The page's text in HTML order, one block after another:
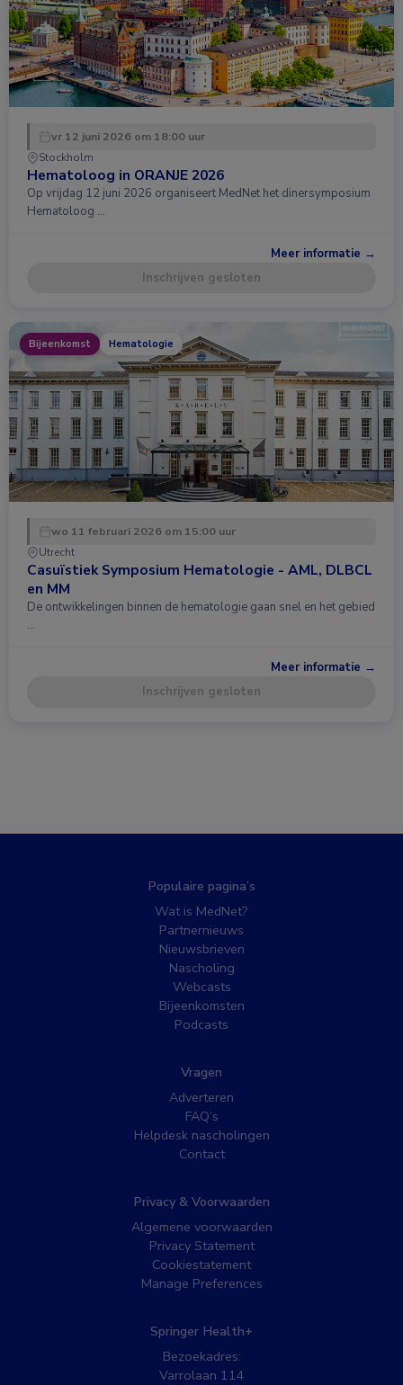
vr 12 juni 2026 om 18:00 uur
Stockholm
Hematoloog in ORANJE 2026
Op vrijdag 12 juni 2026 organiseert MedNet het dinersymposium
Hematoloog …
Meer informatie →
Inschrijven gesloten
Bijeenkomst Hematologie
wo 11 februari 2026 om 15:00 uur
Utrecht
Casuïstiek Symposium Hematologie - AML, DLBCL
en MM
De ontwikkelingen binnen de hematologie gaan snel en het gebied
…
Meer informatie →
Inschrijven gesloten
Populaire pagina’s
Wat is MedNet?
Partnernieuws
Nieuwsbrieven
Nascholing
Webcasts
Bijeenkomsten
Podcasts
Vragen
Adverteren
FAQ’s
Helpdesk nascholingen
Contact
Privacy & Voorwaarden
Algemene voorwaarden
Privacy Statement
Cookiestatement
Manage Preferences
Springer Health+
Bezoekadres:
Varrolaan 114